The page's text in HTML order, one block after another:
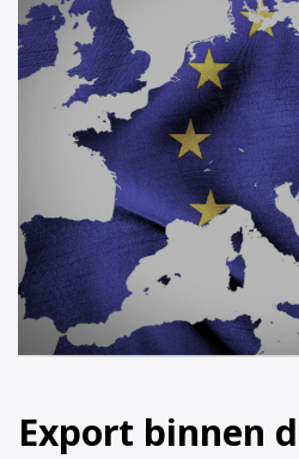
Export binnen